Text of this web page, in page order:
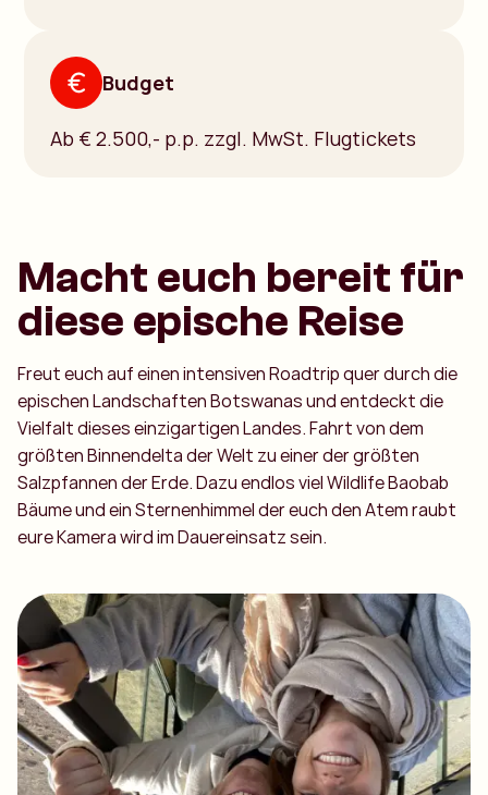
Budget
Ab € 2.500,- p.p. zzgl. MwSt. Flugtickets
Macht euch bereit für
diese epische Reise
Freut euch auf einen intensiven Roadtrip quer durch die
epischen Landschaften Botswanas und entdeckt die
Vielfalt dieses einzigartigen Landes. Fahrt von dem
größten Binnendelta der Welt zu einer der größten
Salzpfannen der Erde. Dazu endlos viel Wildlife Baobab
Bäume und ein Sternenhimmel der euch den Atem raubt
eure Kamera wird im Dauereinsatz sein.